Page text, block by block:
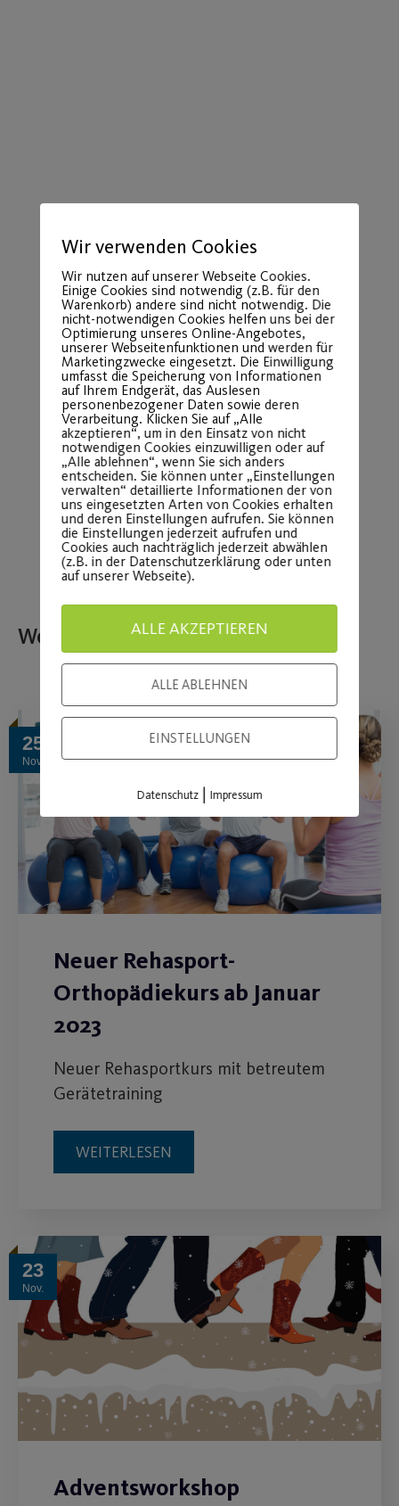
Wir bedanken uns bei unserem Partner
ADvantage Productionsfür die tollen
Aufnahmen. In den nächsten Tagen
werden wir noch weitere Fotos und einen
kleinen Film veröffentlichen.
Weitere Beiträge
25
Nov.
Neuer Rehasport-
Orthopädiekurs ab Januar
2023
Neuer Rehasportkurs mit betreutem
Gerätetraining
WEITERLESEN
23
Nov.
Adventsworkshop
Wir verwenden Cookies
Wir nutzen auf unserer Webseite Cookies.
Einige Cookies sind notwendig (z.B. für den
Warenkorb) andere sind nicht notwendig. Die
nicht-notwendigen Cookies helfen uns bei der
Optimierung unseres Online-Angebotes,
unserer Webseitenfunktionen und werden für
Marketingzwecke eingesetzt. Die Einwilligung
umfasst die Speicherung von Informationen
auf Ihrem Endgerät, das Auslesen
personenbezogener Daten sowie deren
Verarbeitung. Klicken Sie auf „Alle
akzeptieren“, um in den Einsatz von nicht
notwendigen Cookies einzuwilligen oder auf
„Alle ablehnen“, wenn Sie sich anders
entscheiden. Sie können unter „Einstellungen
verwalten“ detaillierte Informationen der von
uns eingesetzten Arten von Cookies erhalten
und deren Einstellungen aufrufen. Sie können
die Einstellungen jederzeit aufrufen und
Cookies auch nachträglich jederzeit abwählen
(z.B. in der Datenschutzerklärung oder unten
auf unserer Webseite).
ALLE AKZEPTIEREN
ALLE ABLEHNEN
EINSTELLUNGEN
Datenschutz| Impressum